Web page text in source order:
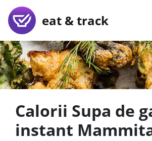
eat & track
Calorii Supa de
instant